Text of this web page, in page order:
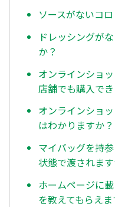
ソースがないコ
ドレッシングが
か？
オンラインショ
店舗でも購入で
オンラインショ
はわかりますか？
マイバッグを持
状態で渡されま
ホームページに
を教えてもらえま